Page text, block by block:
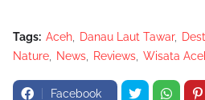
Tags: Aceh Danau Laut Tawar
Nature
News Reviews Wisata
Facebook